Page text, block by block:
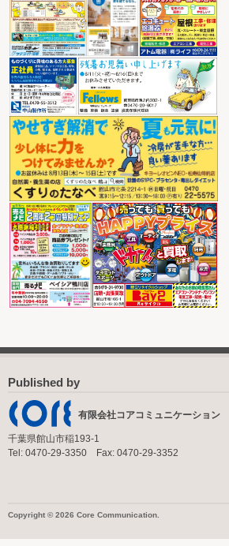
Published by
有限会社コアコミュニケーション
千葉県館山市稲193-1
Tel: 0470-29-3350 Fax: 0470-29-3352
Copyright © 2026 Core Communication.